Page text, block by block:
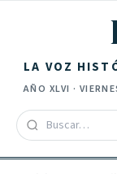
LA VOZ
AÑO XLVI ·